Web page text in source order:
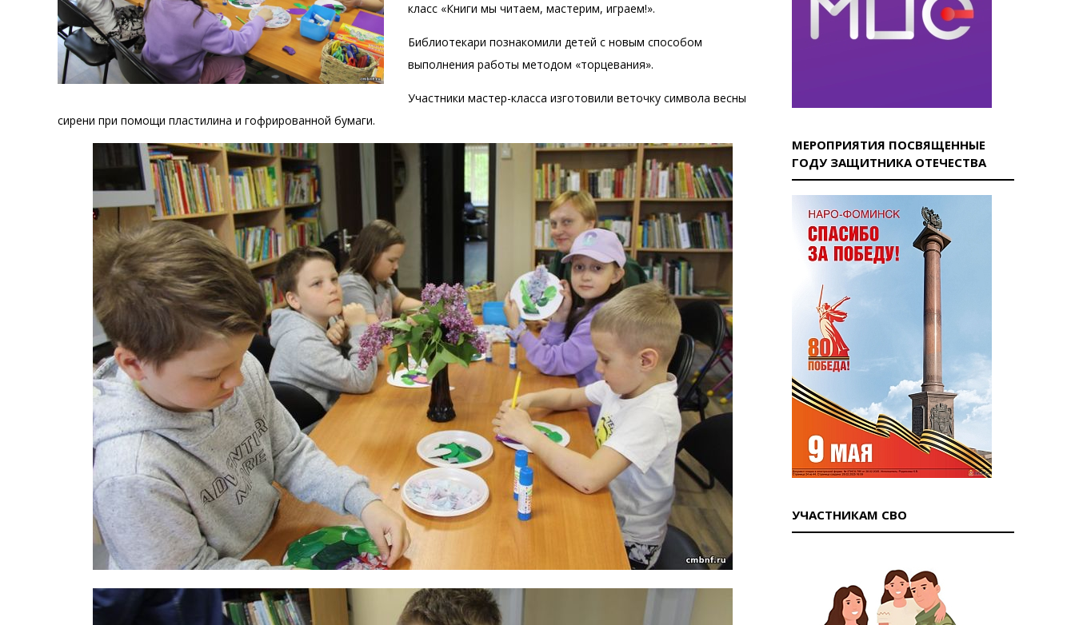
класс «Книги мы читаем, мастерим, играем!».
Библиотекари познакомили детей с новым способом
выполнения работы методом «торцевания».
Участники мастер-класса изготовили веточку символа весны
сирени при помощи пластилина и гофрированной бумаги.
МЕРОПРИЯТИЯ ПОСВЯЩЕННЫЕ
ГОДУ ЗАЩИТНИКА ОТЕЧЕСТВА
УЧАСТНИКАМ СВО